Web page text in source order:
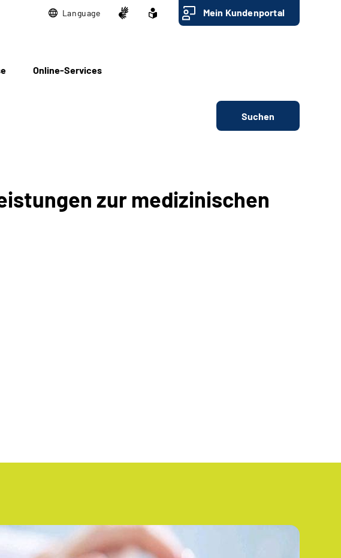
Language Mein Kundenportal
Online-Services
Suchen
zur medizinischen